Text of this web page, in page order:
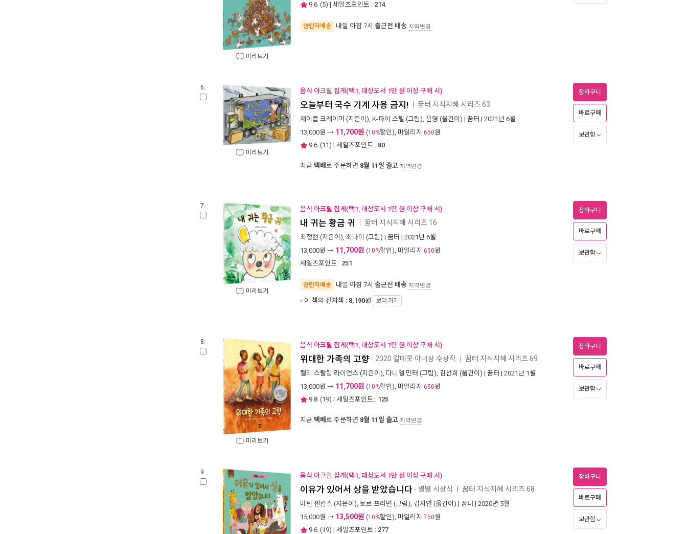
미리보기
9.6 (5) | 세일즈포인트 : 214
양탄자배송 내일 아침 7시 출근전 배송 지역변경
6.
미리보기
음식 아크릴 집게(택1, 대상도서 1만 원 이상 구매 시)
오늘부터 국수 기계 사용 금지! 꿈터 지식지혜 시리즈 63
제이콥 크레이머 (지은이), K-파이 스틸 (그림), 윤영 (옮긴이) | 꿈터 | 2021년 6월
13,000원 → 11,700원 (10%할인), 마일리지 650원
9.6 (11) | 세일즈포인트 : 80
지금 택배로 주문하면 8월 11일 출고 지역변경
장바구니
바로구매
보관함
7.
미리보기
음식 아크릴 집게(택1, 대상도서 1만 원 이상 구매 시)
내 귀는 황금 귀 꿈터 지식지혜 시리즈 16
최정현 (지은이), 최나미 (그림) | 꿈터 | 2021년 6월
13,000원 → 11,700원 (10%할인), 마일리지 650원
세일즈포인트 : 251
양탄자배송 내일 아침 7시 출근전 배송 지역변경
이 책의 전자책 : 8,190원 보러 가기
장바구니
바로구매
보관함
8.
미리보기
음식 아크릴 집게(택1, 대상도서 1만 원 이상 구매 시)
위대한 가족의 고향 - 2020 칼데콧 아너상 수상작 꿈터 지식지혜 시리즈 69
켈리 스탈링 라이언스 (지은이), 다니엘 민터 (그림), 김선희 (옮긴이) | 꿈터 | 2021년 1월
13,000원 → 11,700원 (10%할인), 마일리지 650원
9.8 (19) | 세일즈포인트 : 125
지금 택배로 주문하면 8월 11일 출고 지역변경
장바구니
바로구매
보관함
9. 음식 아크릴 집게(택1, 대상도서 1만 원 이상 구매 시)
이유가 있어서 상을 받았습니다 - 별별 시상식 꿈터 지식지혜 시리즈 68
마틴 젠킨스 (지은이), 토르 프리먼 (그림), 김지연 (옮긴이) | 꿈터 | 2020년 5월
15,000원 → 13,500원 (10%할인), 마일리지 750원
9.6 (19) | 세일즈포인트 : 277
장바구니
바로구매
보관함